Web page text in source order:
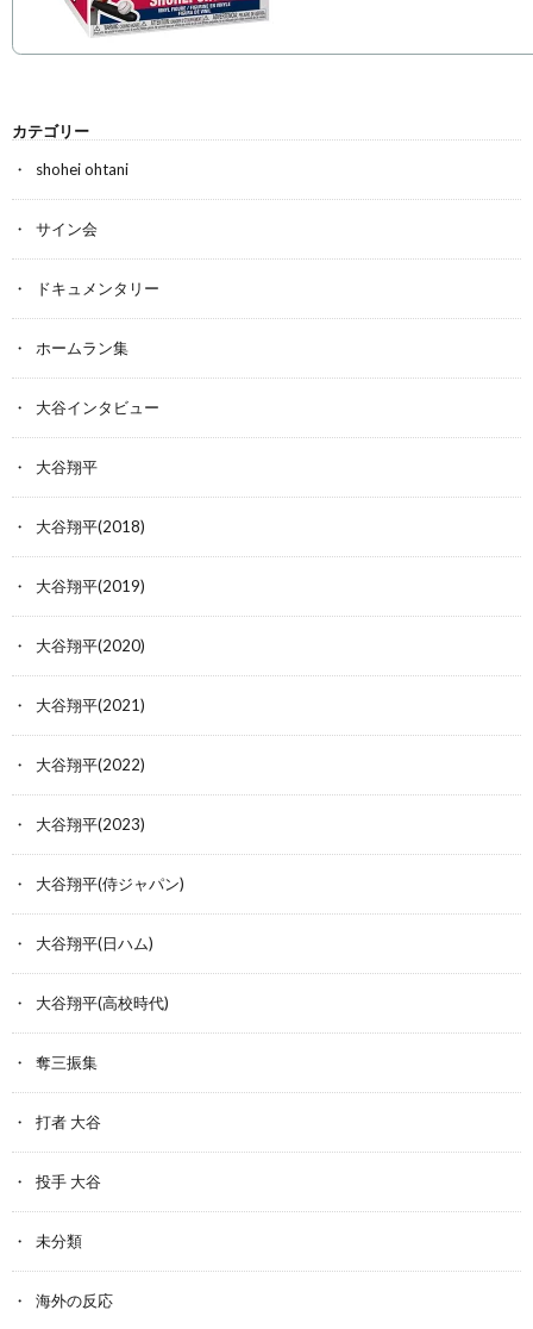
カテゴリー
shohei ohtani
サイン会
ドキュメンタリー
ホームラン集
大谷インタビュー
大谷翔平
大谷翔平(2018)
大谷翔平(2019)
大谷翔平(2020)
大谷翔平(2021)
大谷翔平(2022)
大谷翔平(2023)
大谷翔平(侍ジャパン)
大谷翔平(日ハム)
大谷翔平(高校時代)
奪三振集
打者 大谷
投手 大谷
未分類
海外の反応